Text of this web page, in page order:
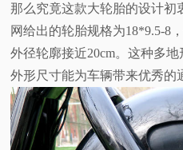
那么究竟这款大轮胎的设计初
网给出的轮胎规格为18*9.5-8
外径轮廓接近20cm。这种多
外形尺寸能为车辆带来优秀的